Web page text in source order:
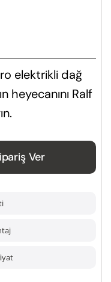
elektrikli dağ
heyecanını Ralf
Ver